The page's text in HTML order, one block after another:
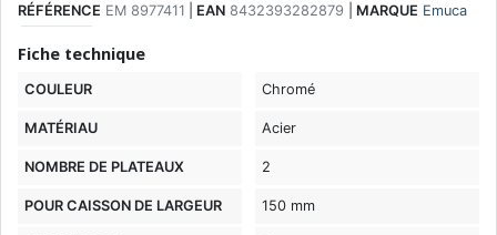
RÉFÉRENCE EM 8977411 EAN 8432393282879 MARQUE Emuca
Fiche technique
COULEUR Chromé
MATÉRIAU Acier
NOMBRE DE PLATEAUX 2
POUR CAISSON DE LARGEUR 150 mm